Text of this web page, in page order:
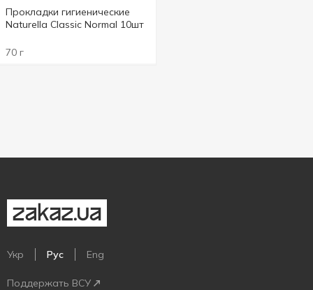
Прокладки гигиенические
Naturella Classic Normal 10шт
70 г
Укр Рус Eng
Поддержать ВСУ